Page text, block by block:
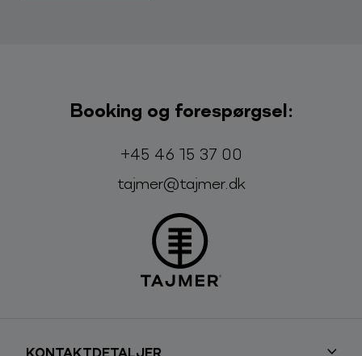
Booking og forespørgsel:
Telefon:
+45 46 15 37 00
E-mail:
tajmer@tajmer.dk
KONTAKTDETALJER